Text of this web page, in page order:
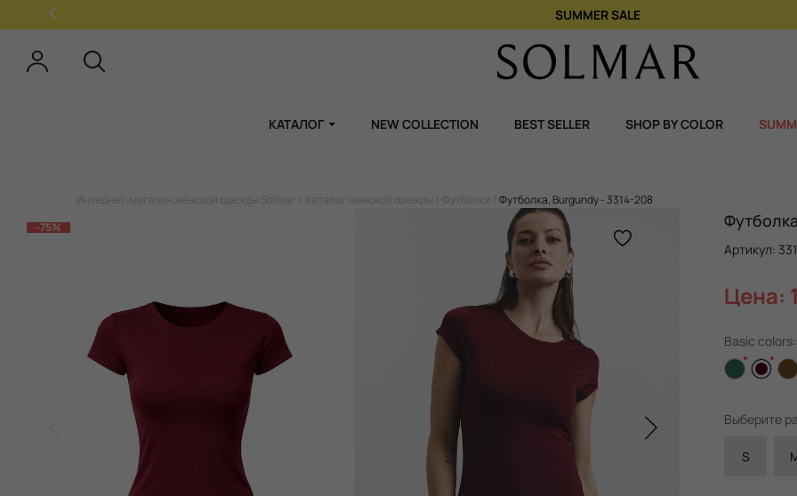
При покупке 2 ароматов – 3-й в подарок!
КАТАЛОГ NEW COLLECTION BEST SELLER SHOP BY COLOR
Интернет-магазин женской одежды Solmar Каталог женской одежды Футболки
Футболка, Burgundy - 3314-208
-75%
Артикул:
Цена:
Basic colors:
Выберите
S